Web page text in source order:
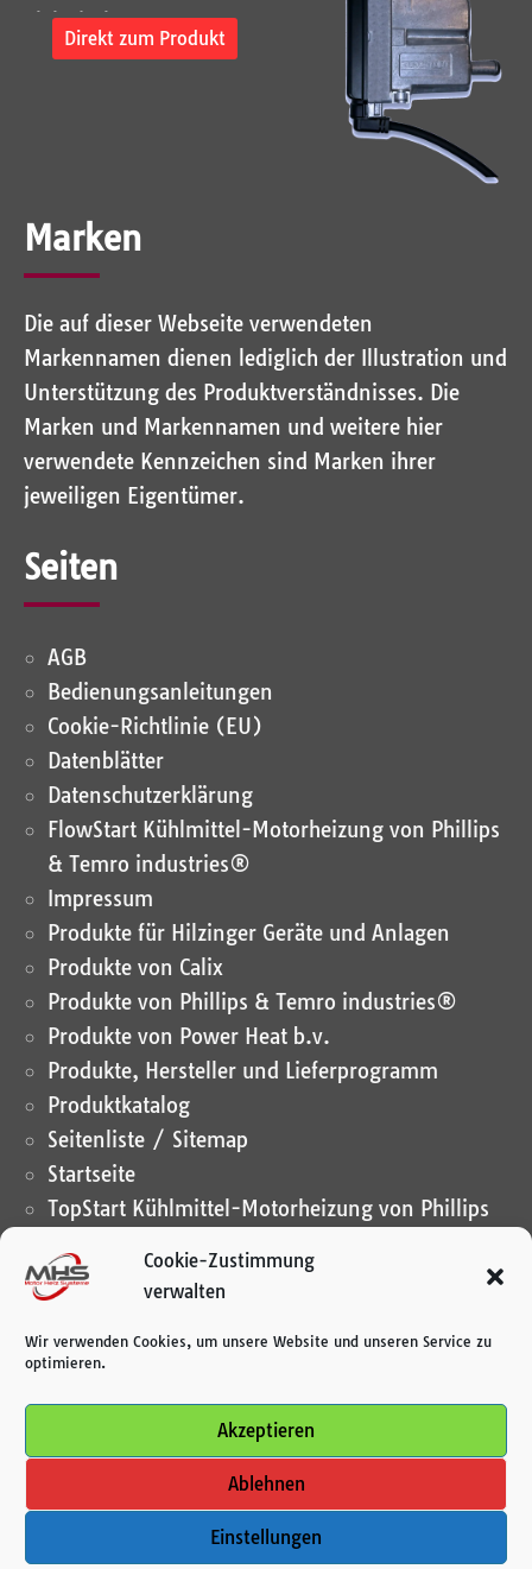
Cookie-Zustimmung
verwalten
Wir verwenden Cookies, um unsere Website und unseren Service zu
optimieren.
Akzeptieren
Ablehnen
Einstellungen
Elektrisch...
Direkt zum Produkt
Marken
Die auf dieser Webseite verwendeten
Markennamen dienen lediglich der Illustration und
Unterstützung des Produktverständnisses. Die
Marken und Markennamen und weitere hier
verwendete Kennzeichen sind Marken ihrer
jeweiligen Eigentümer.
Seiten
AGB
Bedienungsanleitungen
Cookie-Richtlinie (EU)
Datenblätter
Datenschutz­erklärung
FlowStart Kühlmittel-Motorheizung von Phillips
& Temro industries®
Impressum
Produkte für Hilzinger Geräte und Anlagen
Produkte von Calix
Produkte von Phillips & Temro industries®
Produkte von Power Heat b.v.
Produkte, Hersteller und Lieferprogramm
Produktkatalog
Seitenliste / Sitemap
Startseite
TopStart Kühlmittel-Motorheizung von Phillips
TopStart Kühlmittel-Motorheizung von Phillips
ZeroStart® Kühlmittel-Motorheizung von
© 2026 MHS Motor Heiz Systeme UG
(haftungsbeschränkt)
Impressum